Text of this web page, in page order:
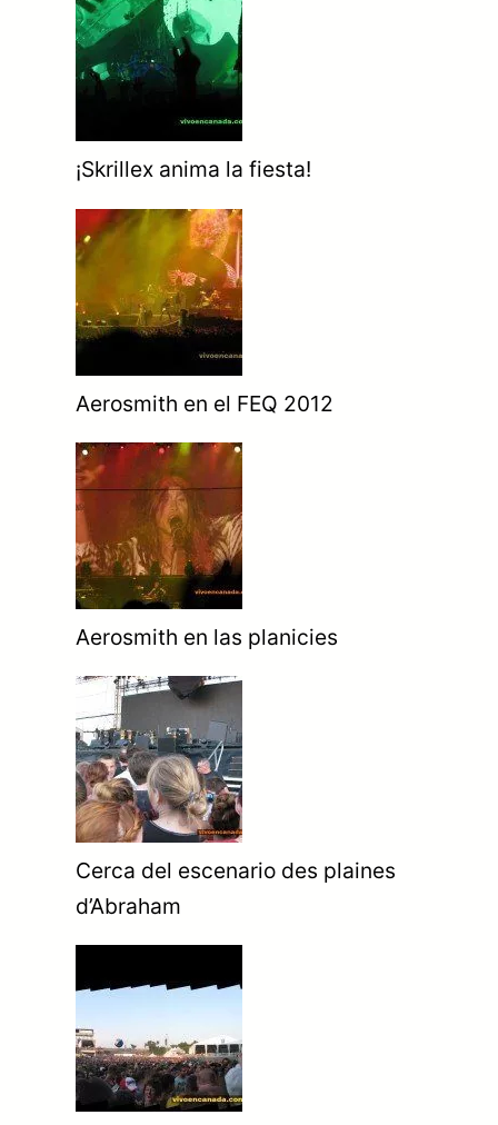
¡Skrillex anima la fiesta!
Aerosmith en el FEQ 2012
Aerosmith en las planicies
Cerca del escenario des plaines
d’Abraham